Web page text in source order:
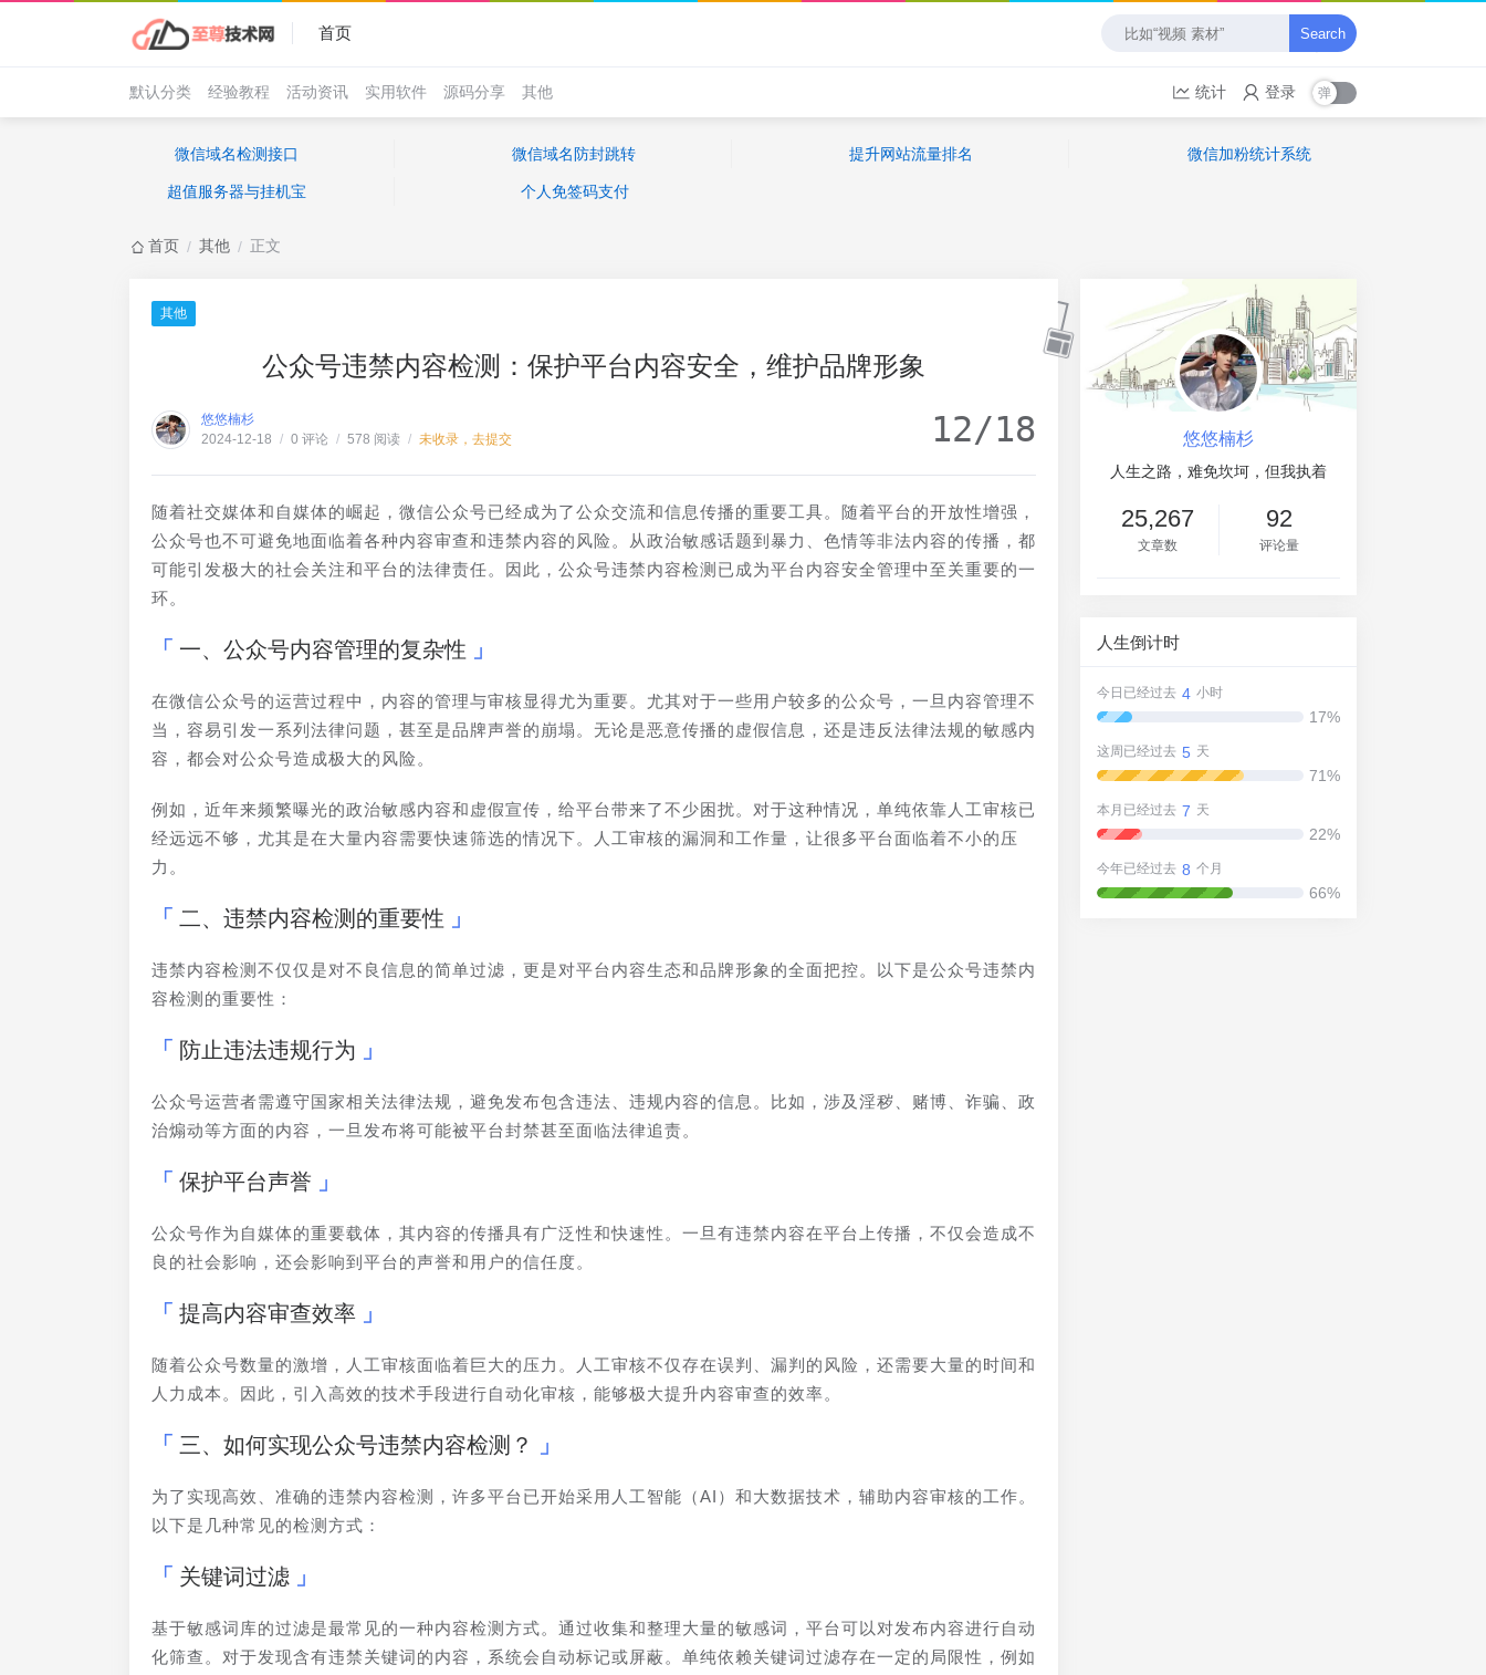
首页 Search
默认分类 经验教程 活动资讯 实用软件 源码分享 其他 统计 登录
微信域名检测接口 微信域名防封跳转 提升网站流量排名 微信加粉统计系统
超值服务器与挂机宝 个人免签码支付
首页 / 其他 / 正文
其他
公众号违禁内容检测：保护平台内容安全，维护品牌形象
悠悠楠杉
2024-12-18 / 0 评论 / 578 阅读 / 未收录，去提交 12/18
随着社交媒体和自媒体的崛起，微信公众号已经成为了公众交流和信息传播的重要工具。随着平台的开放性增强，
公众号也不可避免地面临着各种内容审查和违禁内容的风险。从政治敏感话题到暴力、色情等非法内容的传播，都
可能引发极大的社会关注和平台的法律责任。因此，公众号违禁内容检测已成为平台内容安全管理中至关重要的一
环。
一、公众号内容管理的复杂性
在微信公众号的运营过程中，内容的管理与审核显得尤为重要。尤其对于一些用户较多的公众号，一旦内容管理不
当，容易引发一系列法律问题，甚至是品牌声誉的崩塌。无论是恶意传播的虚假信息，还是违反法律法规的敏感内
容，都会对公众号造成极大的风险。
例如，近年来频繁曝光的政治敏感内容和虚假宣传，给平台带来了不少困扰。对于这种情况，单纯依靠人工审核已
经远远不够，尤其是在大量内容需要快速筛选的情况下。人工审核的漏洞和工作量，让很多平台面临着不小的压
力。
二、违禁内容检测的重要性
违禁内容检测不仅仅是对不良信息的简单过滤，更是对平台内容生态和品牌形象的全面把控。以下是公众号违禁内
容检测的重要性：
防止违法违规行为
公众号运营者需遵守国家相关法律法规，避免发布包含违法、违规内容的信息。比如，涉及淫秽、赌博、诈骗、政
治煽动等方面的内容，一旦发布将可能被平台封禁甚至面临法律追责。
保护平台声誉
公众号作为自媒体的重要载体，其内容的传播具有广泛性和快速性。一旦有违禁内容在平台上传播，不仅会造成不
良的社会影响，还会影响到平台的声誉和用户的信任度。
提高内容审查效率
随着公众号数量的激增，人工审核面临着巨大的压力。人工审核不仅存在误判、漏判的风险，还需要大量的时间和
人力成本。因此，引入高效的技术手段进行自动化审核，能够极大提升内容审查的效率。
三、如何实现公众号违禁内容检测？
为了实现高效、准确的违禁内容检测，许多平台已开始采用人工智能（AI）和大数据技术，辅助内容审核的工作。
以下是几种常见的检测方式：
关键词过滤
基于敏感词库的过滤是最常见的一种内容检测方式。通过收集和整理大量的敏感词，平台可以对发布内容进行自动
化筛查。对于发现含有违禁关键词的内容，系统会自动标记或屏蔽。单纯依赖关键词过滤存在一定的局限性，例如
悠悠楠杉
人生之路，难免坎坷，但我执着
25,267
文章数
92
评论量
人生倒计时
今日已经过去 4 小时
17%
这周已经过去 5 天
71%
本月已经过去 7 天
22%
今年已经过去 8 个月
66%